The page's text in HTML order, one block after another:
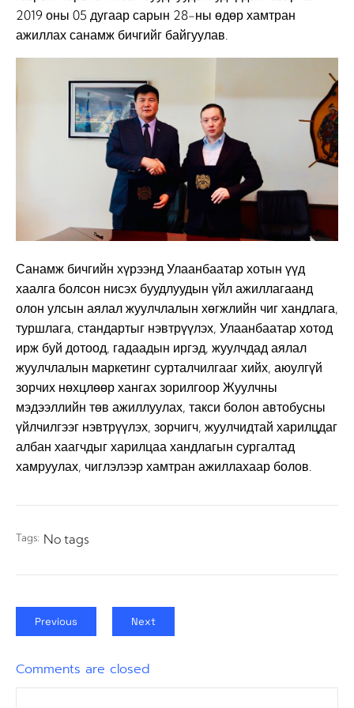
2019 оны 05 дугаар сарын 28-ны өдөр хамтран
ажиллах санамж бичгийг байгуулав.
Санамж бичгийн хүрээнд Улаанбаатар хотын үүд
хаалга болсон нисэх буудлуудын үйл ажиллагаанд
олон улсын аялал жуулчлалын хөгжлийн чиг хандлага,
туршлага, стандартыг нэвтрүүлэх, Улаанбаатар хотод
ирж буй дотоод, гадаадын иргэд, жуулчдад аялал
жуулчлалын маркетинг сурталчилгааг хийх, аюулгүй
зорчих нөхцлөөр хангах зорилгоор Жуулчны
мэдээллийн төв ажиллуулах, такси болон автобусны
үйлчилгээг нэвтрүүлэх, зорчигч, жуулчидтай харилцдаг
албан хаагчдыг харилцаа хандлагын сургалтад
хамруулах, чиглэлээр хамтран ажиллахаар болов.
Tags: No tags
Previous Next
Comments are closed